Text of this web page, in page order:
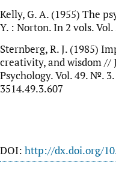
Kelly, G. A. (1955) The
Y. : Norton. In 2 vols. Vol.
Sternberg, R. J. (1985)
creativity, and wisdom //
Psychology. Vol. 49. №.
3514.49.3.607
DOI: http://dx.doi.org/